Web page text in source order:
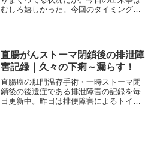
むしろ嬉しかった。今回のタイミングで
移動。博多過ぎるとご覧...
直腸がんストーマ閉鎖後の排泄障
害記録｜久々の下痢～漏らす！
直腸癌の肛門温存手術・一時ストーマ閉
鎖後の後遺症である排泄障害の記録を毎
日更新中。昨日は排便障害によるトイレ